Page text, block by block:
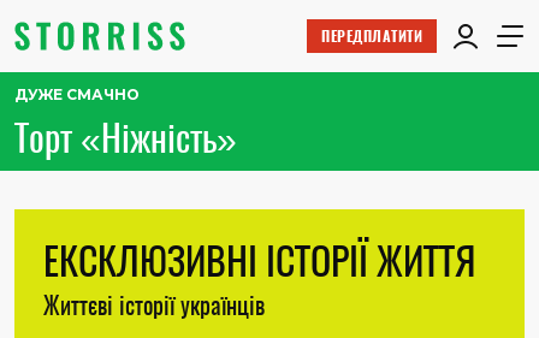
ПЕРЕДПЛАТИТИ
ДУЖЕ СМАЧНО
Торт «Ніжність»
ЕКСКЛЮЗИВНІ ІСТОРІЇ ЖИТТЯ
Життєві історії українців